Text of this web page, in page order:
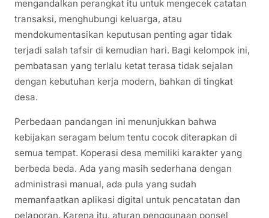
mengandalkan perangkat itu untuk mengecek catatan
transaksi, menghubungi keluarga, atau
mendokumentasikan keputusan penting agar tidak
terjadi salah tafsir di kemudian hari. Bagi kelompok ini,
pembatasan yang terlalu ketat terasa tidak sejalan
dengan kebutuhan kerja modern, bahkan di tingkat
desa.
Perbedaan pandangan ini menunjukkan bahwa
kebijakan seragam belum tentu cocok diterapkan di
semua tempat. Koperasi desa memiliki karakter yang
berbeda beda. Ada yang masih sederhana dengan
administrasi manual, ada pula yang sudah
memanfaatkan aplikasi digital untuk pencatatan dan
pelaporan. Karena itu, aturan penggunaan ponsel